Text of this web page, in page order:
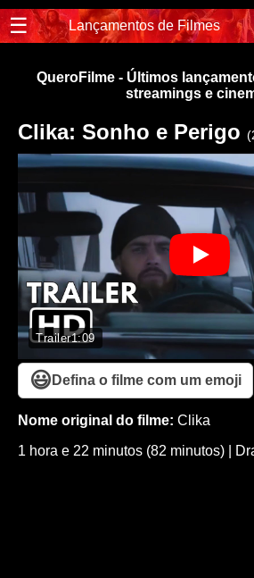
☰ Lançamentos de Filmes
QueroFilme - Últimos
streamings e
Clika: Sonho e Perigo
Trailer1:09
😃 Defina o filme com um emoji
Nome original do filme: Clika
1 hora e 22 minutos (82 minutos)